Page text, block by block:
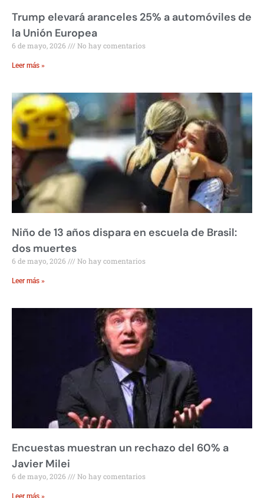
Trump elevará aranceles 25% a automóviles de
la Unión Europea
6 de mayo, 2026 No hay comentarios
Leer más »
Niño de 13 años dispara en escuela de Brasil:
dos muertes
6 de mayo, 2026 No hay comentarios
Leer más »
Encuestas muestran un rechazo del 60% a
Javier Milei
6 de mayo, 2026 No hay comentarios
Leer más »